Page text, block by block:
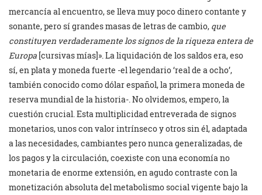
mercancía al encuentro, se lleva muy poco dinero contante y
sonante, pero sí grandes masas de letras de cambio, que
constituyen verdaderamente los signos de la riqueza entera de
Europa [cursivas mías]». La liquidación de los saldos era, eso
sí, en plata y moneda fuerte -el legendario ‘real de a ocho’,
también conocido como dólar español, la primera moneda de
reserva mundial de la historia-. No olvidemos, empero, la
cuestión crucial. Esta multiplicidad entreverada de signos
monetarios, unos con valor intrínseco y otros sin él, adaptada
a las necesidades, cambiantes pero nunca generalizadas, de
los pagos y la circulación, coexiste con una economía no
monetaria de enorme extensión, en agudo contraste con la
monetización absoluta del metabolismo social vigente bajo la